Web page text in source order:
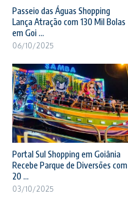
Passeio das Águas Shopping
Lança Atração com 130 Mil Bolas
em Goi ...
06/10/2025
Portal Sul Shopping em Goiânia
Recebe Parque de Diversões com
20 ...
03/10/2025